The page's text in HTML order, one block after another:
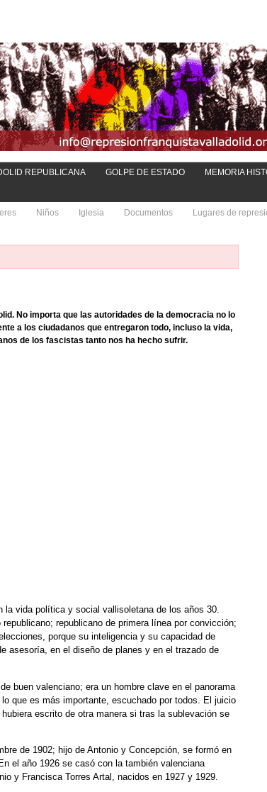
REPUBLICANA GOLPE DE ESTADO MEMORIA
Niños Iglesia Documentos Lugares de
No importa que las autoridades de la democracia no lo
a los ciudadanos que entregaron todo, incluso la vida,
de los fascistas tanto nos ha hecho sufrir.
la vida política y social vallisoletana de los años 30.
republicano de primera línea por convicción;
porque su inteligencia y su capacidad de
asesoría, en el diseño de planes y en el trazado de
buen valenciano; era un hombre clave en el panorama
que es más importante, escuchado por todos. El juicio
escrito de otra manera si tras la sublevación se
de 1902; hijo de Antonio y Concepción, se formó en
el año 1926 se casó con la también valenciana
y Francisca Torres Artal, nacidos en 1927 y 1929.